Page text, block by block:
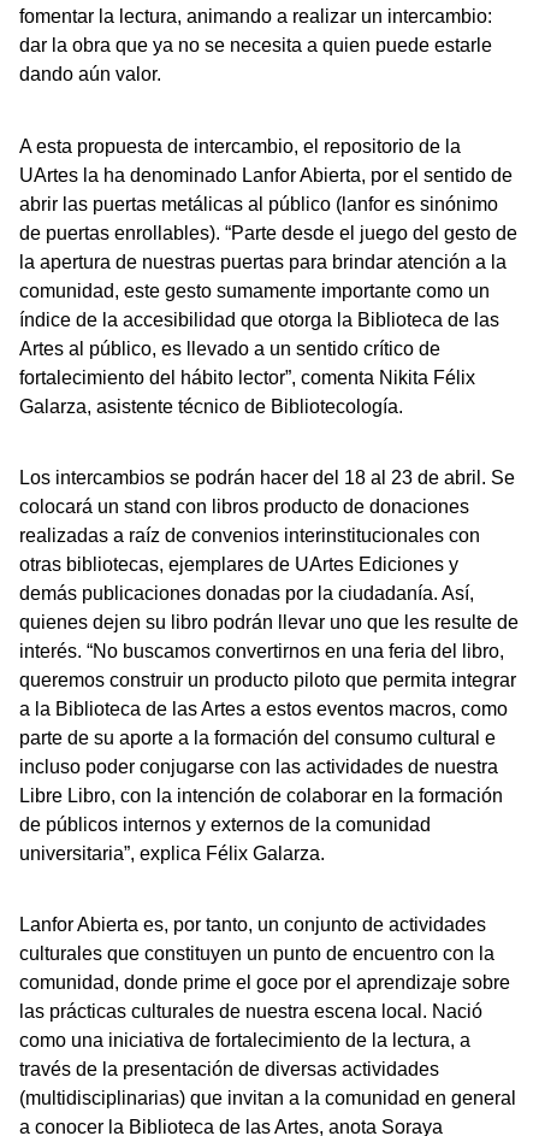
fomentar la lectura, animando a realizar un intercambio:
dar la obra que ya no se necesita a quien puede estarle
dando aún valor.
A esta propuesta de intercambio, el repositorio de la
UArtes la ha denominado Lanfor Abierta, por el sentido de
abrir las puertas metálicas al público (lanfor es sinónimo
de puertas enrollables). “Parte desde el juego del gesto de
la apertura de nuestras puertas para brindar atención a la
comunidad, este gesto sumamente importante como un
índice de la accesibilidad que otorga la Biblioteca de las
Artes al público, es llevado a un sentido crítico de
fortalecimiento del hábito lector”, comenta Nikita Félix
Galarza, asistente técnico de Bibliotecología.
Los intercambios se podrán hacer del 18 al 23 de abril. Se
colocará un stand con libros producto de donaciones
realizadas a raíz de convenios interinstitucionales con
otras bibliotecas, ejemplares de UArtes Ediciones y
demás publicaciones donadas por la ciudadanía. Así,
quienes dejen su libro podrán llevar uno que les resulte de
interés. “No buscamos convertirnos en una feria del libro,
queremos construir un producto piloto que permita integrar
a la Biblioteca de las Artes a estos eventos macros, como
parte de su aporte a la formación del consumo cultural e
incluso poder conjugarse con las actividades de nuestra
Libre Libro, con la intención de colaborar en la formación
de públicos internos y externos de la comunidad
universitaria”, explica Félix Galarza.
Lanfor Abierta es, por tanto, un conjunto de actividades
culturales que constituyen un punto de encuentro con la
comunidad, donde prime el goce por el aprendizaje sobre
las prácticas culturales de nuestra escena local. Nació
como una iniciativa de fortalecimiento de la lectura, a
través de la presentación de diversas actividades
(multidisciplinarias) que invitan a la comunidad en general
a conocer la Biblioteca de las Artes, anota Soraya